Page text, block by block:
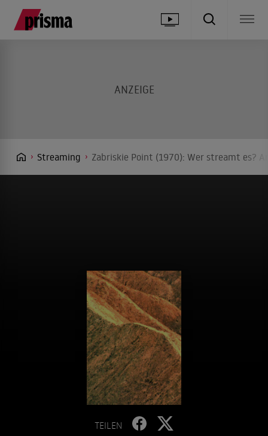
Streaming Zabriskie Point (1970): Wer streamt es?
TEILEN